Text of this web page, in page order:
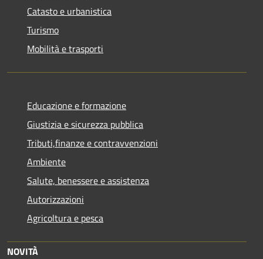
Catasto e urbanistica
Turismo
Mobilità e trasporti
Educazione e formazione
Giustizia e sicurezza pubblica
Tributi,finanze e contravvenzioni
Ambiente
Salute, benessere e assistenza
Autorizzazioni
Agricoltura e pesca
NOVITÀ